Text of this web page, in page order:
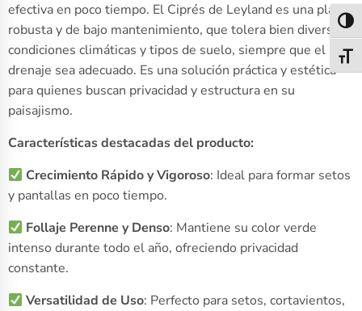
efectiva en poco tiempo. El Ciprés de Leyland es una planta
robusta y de bajo mantenimiento, que tolera bien diversas
condiciones climáticas y tipos de suelo, siempre que el
drenaje sea adecuado. Es una solución práctica y estética
para quienes buscan privacidad y estructura en su
paisajismo.
Características destacadas del producto:
Crecimiento Rápido y Vigoroso: Ideal para formar setos
y pantallas en poco tiempo.
Follaje Perenne y Denso: Mantiene su color verde
intenso durante todo el año, ofreciendo privacidad
constante.
Versatilidad de Uso: Perfecto para setos, cortavientos,